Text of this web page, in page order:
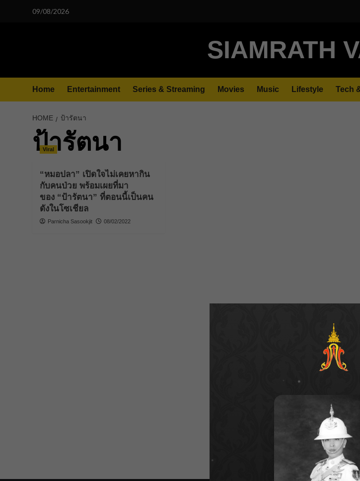
09/08/2026
SIAMRATH
Home Entertainment Series & Streaming Movies Music Lifestyle Tech
HOME ป้ารัตนา
ป้ารัตนา
Viral
“หมอปลา” เปิดใจไม่เคยหากิน
กับคนป่วย พร้อมเผยที่มา
ของ “ป้ารัตนา” ที่ตอนนี้เป็นคน
ดังในโซเชียล
Parnicha Sasookjit 08/02/2022